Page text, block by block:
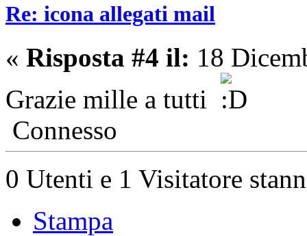
Re: icona allegati mail
« Risposta #4 il: 18
Grazie mille a tutti
Connesso
0 Utenti e 1 Visitatore
Stampa